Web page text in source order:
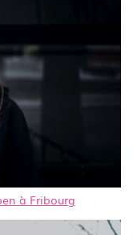
à Fribourg